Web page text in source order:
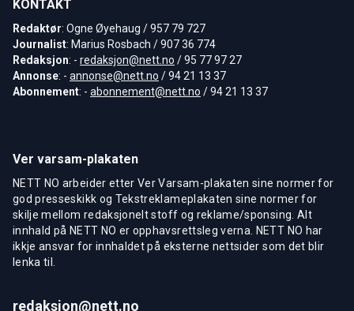
KONTAKT
Redaktør: Ogne Øyehaug / 957 79 727
Journalist: Marius Rosbach / 907 36 774
Redaksjon: - redaksjon@nett.no / 95 77 97 27
Annonse: - annonse@nett.no / 94 21 13 37
Abonnement: - abonnement@nett.no / 94 21 13 37
Ver varsam-plakaten
NETT NO arbeider etter Ver Varsam-plakaten sine normer for
god presseskikk og Tekstreklameplakaten sine normer for
skilje mellom redaksjonelt stoff og reklame/sponsing. Alt
innhald på NETT NO er opphavsrettsleg verna. NETT NO har
ikkje ansvar for innhaldet på eksterne nettsider som det blir
lenka til.
redaksjon@nett.no